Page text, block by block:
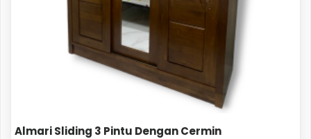
Almari Sliding 3 Pintu Dengan Cermin